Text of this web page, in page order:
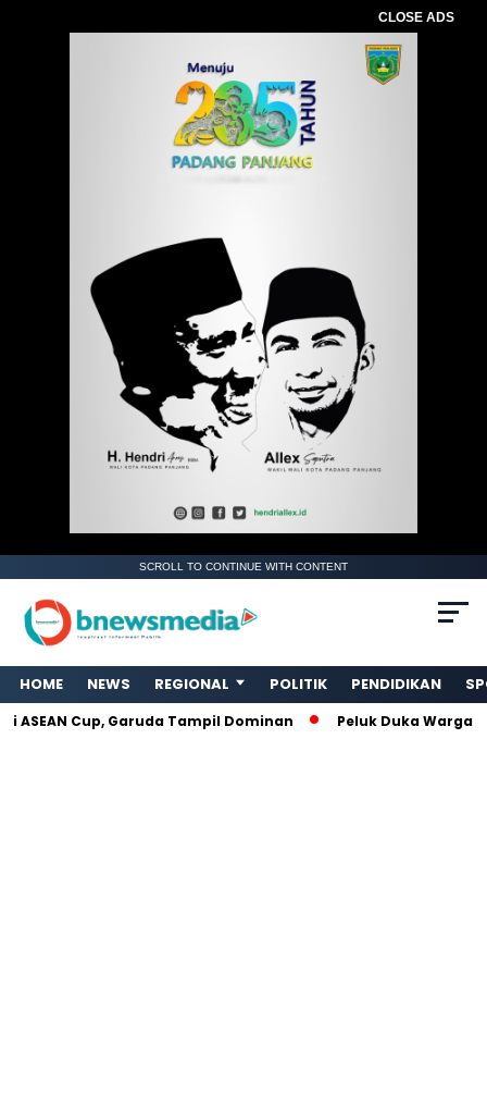
CLOSE ADS
SCROLL TO CONTINUE WITH CONTENT
HOME NEWS REGIONAL POLITIK PENDIDIKAN
Cup, Garuda Tampil Dominan Peluk Duka Warga